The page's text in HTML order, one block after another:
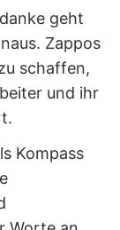
geht
Zappos
schaffen,
und ihr
Kompass